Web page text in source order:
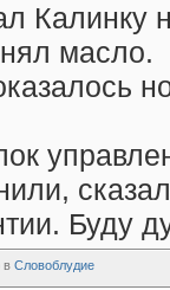
Калинку
масло.
Буду
в Словоблудие